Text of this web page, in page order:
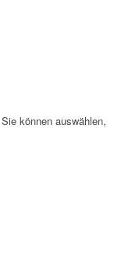
können auswählen,